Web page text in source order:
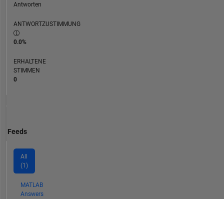
Antworten
ANTWORTZUSTIMMUNG
0.0%
ERHALTENE
STIMMEN
0
Feeds
All
(1)
MATLAB
Answers